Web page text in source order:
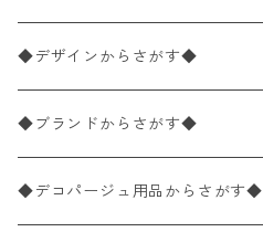
ペーパーナプキン1枚バラ売り
ペーパーナプキン20枚入りパック
ペーパーナプキン10枚入りパック
33×33cm（ランチサイズ）
バラ売り
パック売り
25×25cm（カクテルサイズ）
バラ売り
40×40cm（ディナーサイズ）
◆デザインからさがす◆
花柄
植物・グリーン柄
◆ブランドからさがす◆
ドイツ製 IHR/イア
◆デコパージュ用品からさがす◆